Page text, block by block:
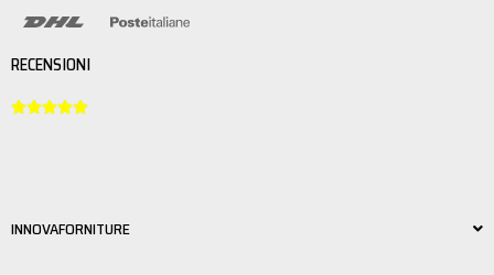
RECENSIONI

INNOVAFORNITURE